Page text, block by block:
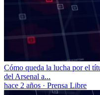
Cómo queda la lucha por el
del Arsenal a...
hace 2 años · Prensa Libre